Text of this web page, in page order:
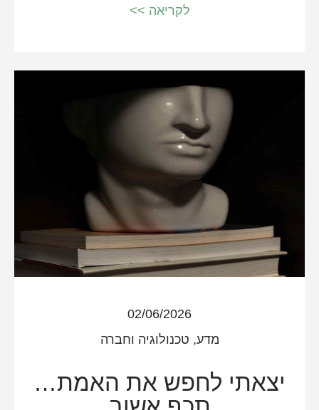
לקריאה >>
02/06/2026
מדע, טכנולוגיה וחברה
יצאתי לחפש את האמת…